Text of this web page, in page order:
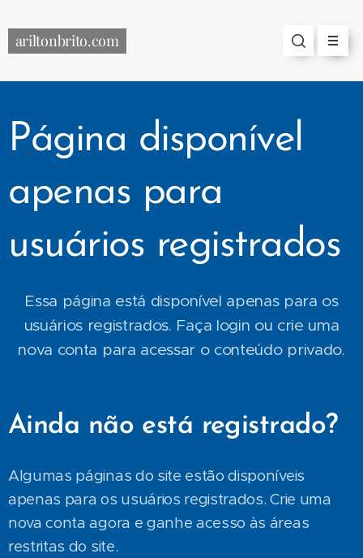
ariltonbrito.com
Página disponível
apenas para
usuários registrados
Essa página está disponível apenas para os
usuários registrados. Faça login ou crie uma
nova conta para acessar o conteúdo privado.
Ainda não está registrado?
Algumas páginas do site estão disponíveis
apenas para os usuários registrados. Crie uma
nova conta agora e ganhe acesso às áreas
restritas do site.